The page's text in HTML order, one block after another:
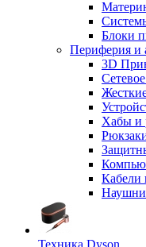
Блоки
Периферия и
3D
Хабы и
Кабели
Техника Dyson